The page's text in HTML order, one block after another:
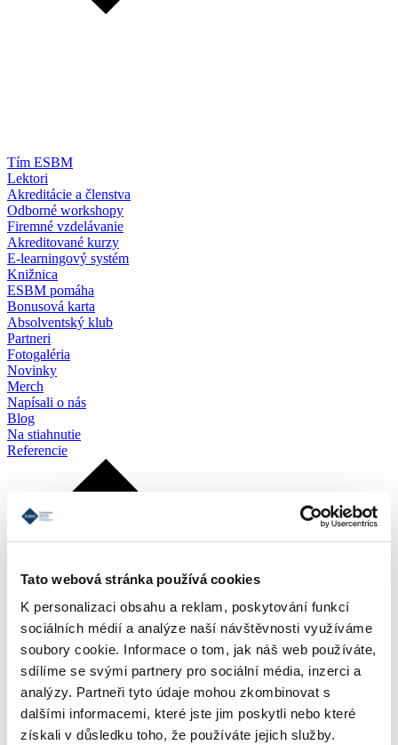
Tato webová stránka používá cookies
K personalizaci obsahu a reklam, poskytování funkcí
sociálních médií a analýze naší návštěvnosti využíváme
soubory cookie. Informace o tom, jak náš web používáte,
sdílíme se svými partnery pro sociální média, inzerci a
analýzy. Partneři tyto údaje mohou zkombinovat s
dalšími informacemi, které jste jim poskytli nebo které
získali v důsledku toho, že používáte jejich služby.
Tím ESBM
Lektori
Akreditácie a členstva
Odborné workshopy
Firemné vzdelávanie
Akreditované kurzy
E-learningový systém
Knižnica
ESBM pomáha
Bonusová karta
Absolventský klub
Partneri
Fotogaléria
Novinky
Merch
Napísali o nás
Blog
Na stiahnutie
Referencie